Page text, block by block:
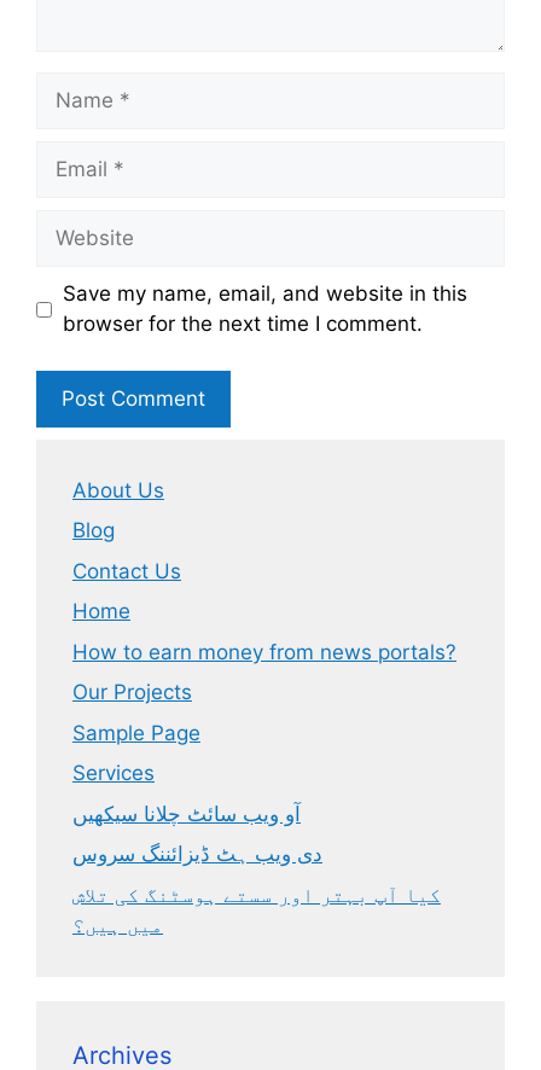
Name
Email
Website
Save my name, email, and website in this
browser for the next time I comment.
About Us
Blog
Contact Us
Home
How to earn money from news portals?
Our Projects
Sample Page
Services
آو ویب سائٹ چلانا سیکھیں
دی ویب ہٹ ڈیزائننگ سروس
کیا آپ بہتر اور سستے ہوسٹنگ کی تلاش
میں ہیں؟
Archives